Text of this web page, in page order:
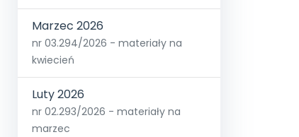
Marzec 2026
nr 03.294/2026 - materiały na
kwiecień
Luty 2026
nr 02.293/2026 - materiały na
marzec